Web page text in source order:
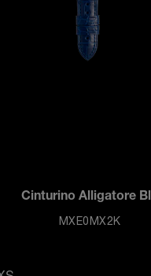
Cinturino Alligatore
MXE0MX2K